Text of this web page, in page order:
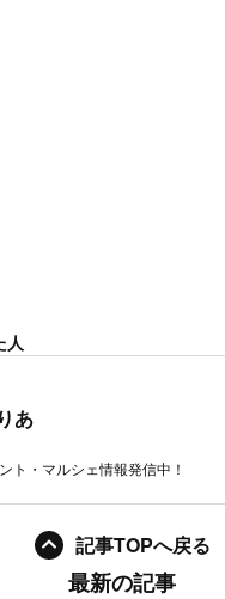
人
あ
ト・マルシェ情報発信中！
記事TOPへ戻る
最新の記事